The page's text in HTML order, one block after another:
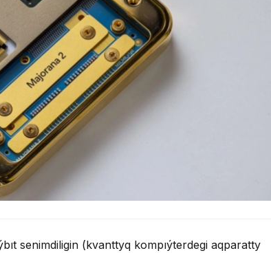
senimdiligin (kvanttyq kompıýterdegi aqparatty